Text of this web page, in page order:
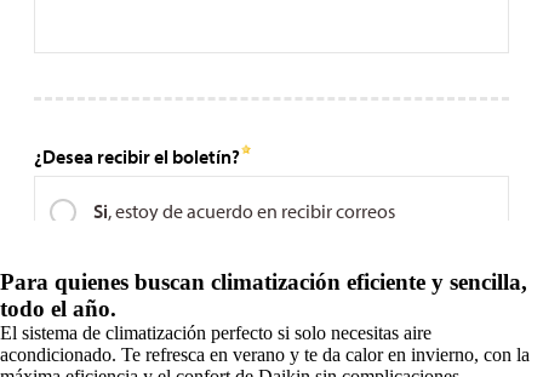
Para quienes buscan climatización eficiente y sencilla,
todo el año.
El sistema de climatización perfecto si solo necesitas aire
acondicionado. Te refresca en verano y te da calor en invierno, con la